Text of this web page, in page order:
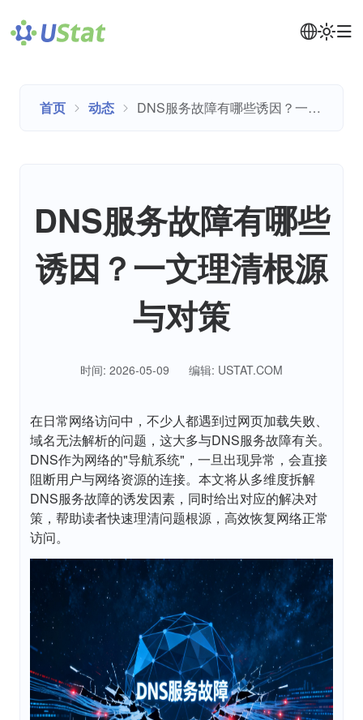
首页 动态 DNS服务故障有哪些诱因？一文理清根源与对策
DNS服务故障有哪些
诱因？一文理清根源
与对策
时间: 2026-05-09 编辑: USTAT.COM
在日常网络访问中，不少人都遇到过网页加载失败、
域名无法解析的问题，这大多与DNS服务故障有关。
DNS作为网络的"导航系统"，一旦出现异常，会直接
阻断用户与网络资源的连接。本文将从多维度拆解
DNS服务故障的诱发因素，同时给出对应的解决对
策，帮助读者快速理清问题根源，高效恢复网络正常
访问。